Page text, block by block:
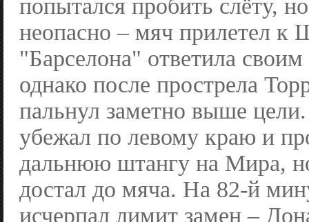
попытался пробить слёту,
неопасно – мяч прилетел к
"Барселона" ответила
однако после прострела
пальнул заметно выше
убежал по левому краю и
дальнюю штангу на Мира,
достал до мяча. На 82-й
исчерпал лимит замен –